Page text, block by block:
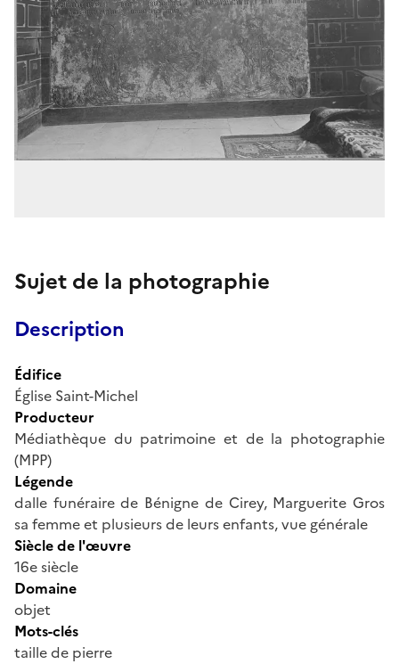
Sujet de la photographie
Description
Édifice
Église Saint-Michel
Producteur
Médiathèque du patrimoine et de la photographie
(MPP)
Légende
dalle funéraire de Bénigne de Cirey, Marguerite Gros
sa femme et plusieurs de leurs enfants, vue générale
Siècle de l'œuvre
16e siècle
Domaine
objet
Mots-clés
taille de pierre